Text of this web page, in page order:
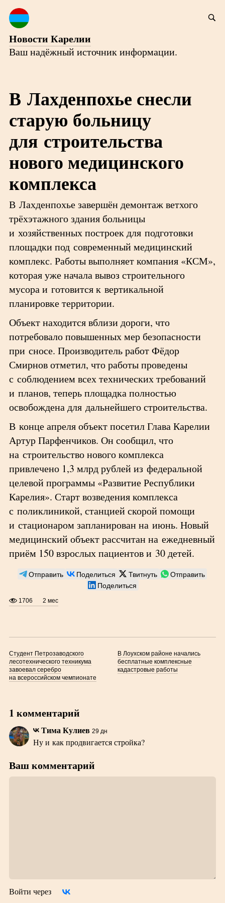
Новости Карелии
Ваш надёжный источник информации.
В Лахденпохье снесли
старую больницу
для строительства
нового медицинского
комплекса
В Лахденпохье завершён демонтаж ветхого
трёхэтажного здания больницы
и хозяйственных построек для подготовки
площадки под современный медицинский
комплекс. Работы выполняет компания «КСМ»,
которая уже начала вывоз строительного
мусора и готовится к вертикальной
планировке территории.
Объект находится вблизи дороги, что
потребовало повышенных мер безопасности
при сносе. Производитель работ Фёдор
Смирнов отметил, что работы проведены
с соблюдением всех технических требований
и планов, теперь площадка полностью
освобождена для дальнейшего строительства.
В конце апреля объект посетил Глава Карелии
Артур Парфенчиков. Он сообщил, что
на строительство нового комплекса
привлечено 1,3 млрд рублей из федеральной
целевой программы «Развитие Республики
Карелия». Старт возведения комплекса
с поликлиникой, станцией скорой помощи
и стационаром запланирован на июнь. Новый
медицинский объект рассчитан на ежедневный
приём 150 взрослых пациентов и 30 детей.
Отправить Поделиться Твитнуть
Отправить
Поделиться
1706 2 мес
Студент Петрозаводского
лесотехнического техникума
завоевал серебро
на всероссийском чемпионате
В Лоухском районе начались
бесплатные комплексные
кадастровые работы
1 комментарий
Тима Кулиев 29 дн
Ну и как продвигается стройка?
Ваш комментарий
Войти через